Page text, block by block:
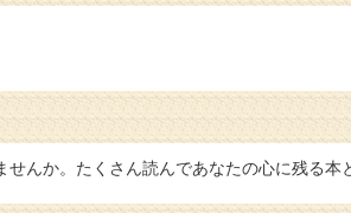
んか。たくさん読んであなたの心に残る本